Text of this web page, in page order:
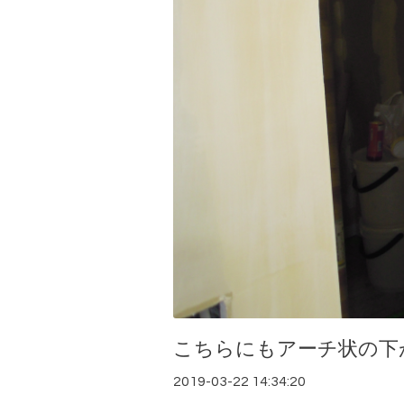
こちらにもアーチ状の
2019-03-22 14:34:20